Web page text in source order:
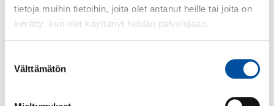
tietoja muihin tietoihin, joita olet antanut heille tai joita on
kerätty, kun olet käyttänyt heidän palvelujaan.
valinta
Välttämätön
9.15–9.45 Lähihoitajana kotihoidossa
9.45–10.15
Ilmoitusvelvollisuus lähihoitajan